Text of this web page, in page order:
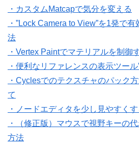
・カスタムMatcapで気分を変える
・”Lock Camera to View”を1発で
法
・Vertex Paintでマテリアルを制御
・便利なリファレンスの表示ツール
・Cyclesでのテクスチャのパック
て
・ノードエディタを少し見やすく
・（修正版）マウスで視野キーの
方法